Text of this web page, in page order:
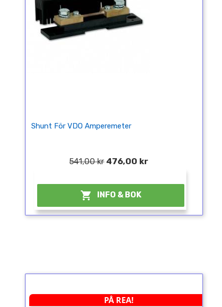
Shunt För VDO Amperemeter
541,00 kr 476,00 kr
 INFO & BOK
PÅ REA!